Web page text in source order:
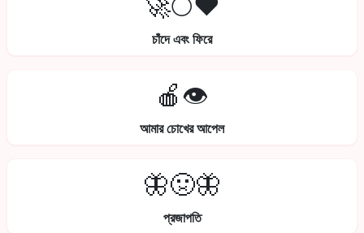
চাঁদে এবং ফিরে
🍎👁️
আমার চোখের আপেল
🦋🤢🦋
প্রজাপতি